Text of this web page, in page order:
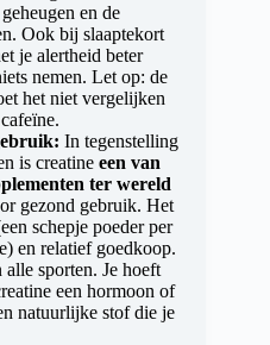
en de
Ook bij slaaptekort
je alertheid beter
nemen. Let op: de
het niet vergelijken
In tegenstelling
is creatine een van
ter wereld
gezond gebruik. Het
schepje poeder per
en relatief goedkoop.
sporten. Je hoeft
een hormoon of
natuurlijke stof die je